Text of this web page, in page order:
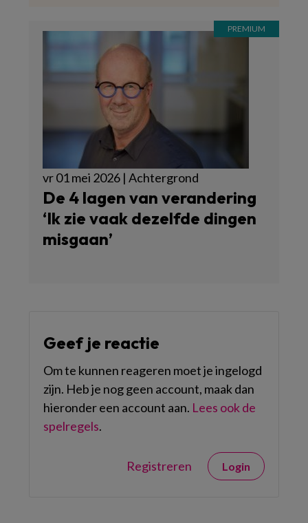
vr 01 mei 2026 | Achtergrond
De 4 lagen van verandering
‘Ik zie vaak dezelfde dingen
misgaan’
Geef je reactie
Om te kunnen reageren moet je ingelogd
zijn. Heb je nog geen account, maak dan
hieronder een account aan. Lees ook de
spelregels.
Registreren Login